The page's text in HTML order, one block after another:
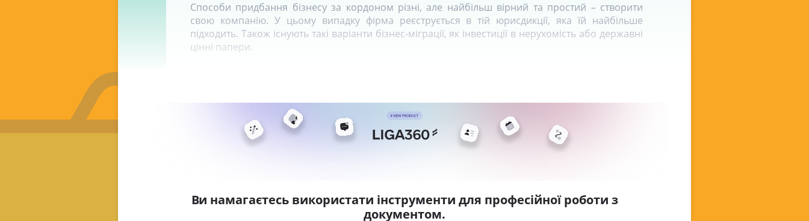
Способи придбання бізнесу за кордоном різні, але найбільш вірний та простий – створити
свою компанію. У цьому випадку фірма реєструється в тій юрисдикції, яка їй найбільше
підходить. Також існують такі варіанти бізнес-міграції, як інвестиції в нерухомість або державні
цінні папери.
Ви намагаєтесь використати інструменти для професійної роботи з
документом.